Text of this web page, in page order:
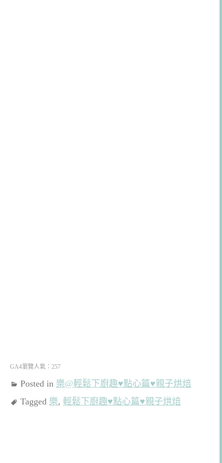
GA4瀏覽人氣：257
Posted in 樂@輕鬆下廚趣♥點心篇♥親子烘焙
Tagged 樂, 輕鬆下廚趣♥點心篇♥親子烘焙